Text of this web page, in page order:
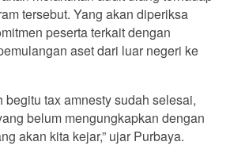
tersebut. Yang akan diperiksa
peserta terkait dengan
aset dari luar negeri ke
begitu tax amnesty sudah selesai,
belum mengungkapkan dengan
akan kita kejar,” ujar Purbaya.